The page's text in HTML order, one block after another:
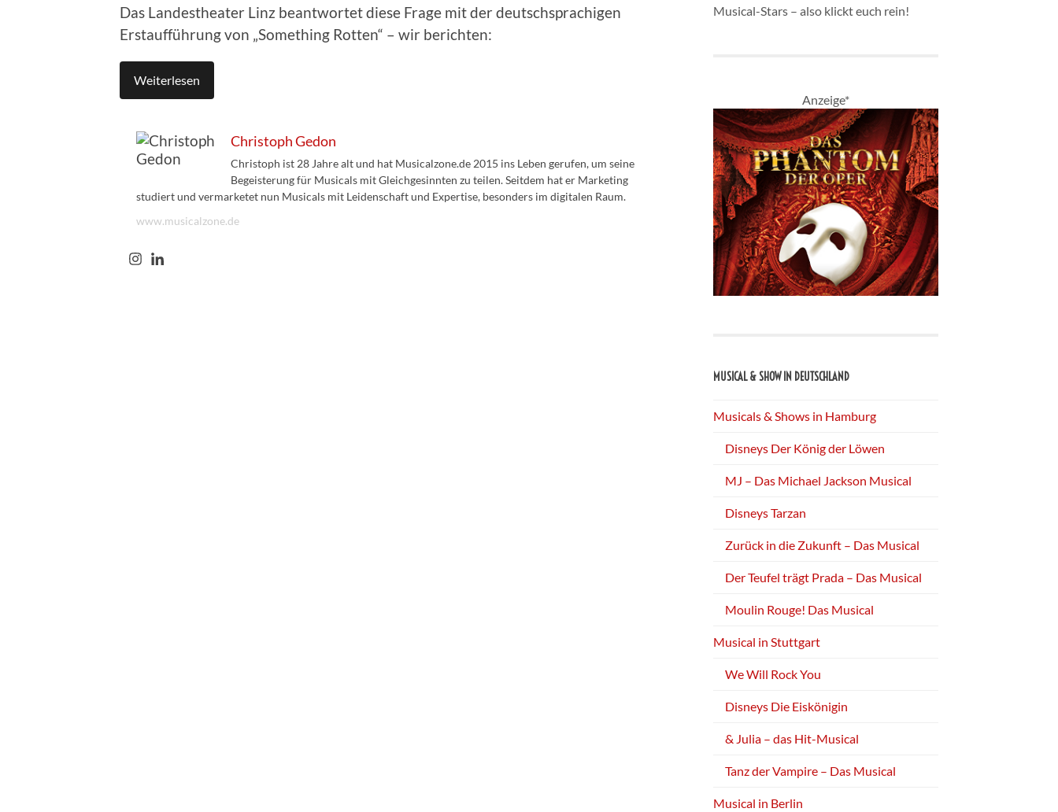
Das Landestheater Linz beantwortet diese Frage mit der deutschsprachigen
Erstaufführung von „Something Rotten“ – wir berichten:
Weiterlesen
Christoph Gedon
Christoph ist 28 Jahre alt und hat Musicalzone.de 2015 ins Leben gerufen, um seine
Begeisterung für Musicals mit Gleichgesinnten zu teilen. Seitdem hat er Marketing
studiert und vermarketet nun Musicals mit Leidenschaft und Expertise, besonders im digitalen Raum.
www.musicalzone.de
Musical-Stars – also klickt euch rein!
Anzeige*
MUSICAL & SHOW IN DEUTSCHLAND
Musicals & Shows in Hamburg
Disneys Der König der Löwen
MJ – Das Michael Jackson Musical
Disneys Tarzan
Zurück in die Zukunft – Das Musical
Der Teufel trägt Prada – Das Musical
Moulin Rouge! Das Musical
Musical in Stuttgart
We Will Rock You
Disneys Die Eiskönigin
& Julia – das Hit-Musical
Tanz der Vampire – Das Musical
Musical in Berlin